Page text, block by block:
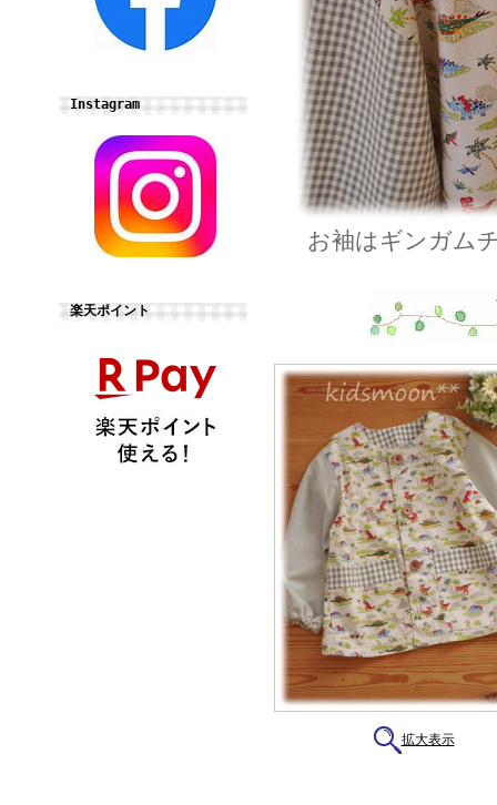
Instagram
楽天ポイント
お袖はギンガム
拡大表示